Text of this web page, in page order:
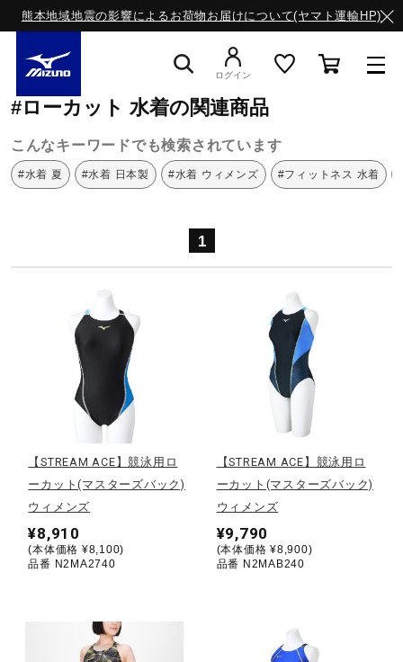
熊本地域地震の影響によるお荷物お届けについて(ヤマト運輸HP)
ライフスタイルウエア
サッカー／フットサル
トレーニング
野球
バレーボール
ログイン
ミズノ公式オンライン
#ローカット 水着の関連商品
こんなキーワードでも検索されています
#水着 夏 #水着 日本製 #水着 ウィメンズ #フィットネス 水着
1
【STREAM ACE】競泳用ロ
ーカット(マスターズバック)
ウィメンズ
¥8,910
(本体価格 ¥8,100)
品番 N2MA2740
【STREAM ACE】競泳用ロ
ーカット(マスターズバック)
ウィメンズ
¥9,790
(本体価格 ¥8,900)
品番 N2MAB240